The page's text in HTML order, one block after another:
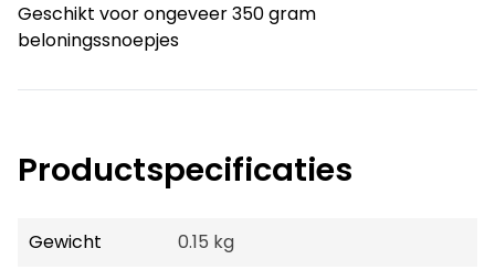
Geschikt voor ongeveer 350 gram
beloningssnoepjes
Productspecificaties
Gewicht
0.15 kg